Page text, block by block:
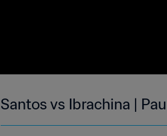
Santos vs Ibrachina |